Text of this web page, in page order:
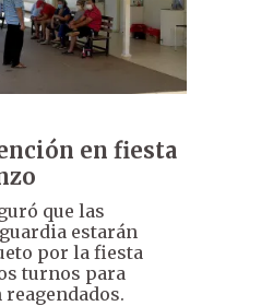
en fiesta
que las
estarán
por la fiesta
turnos para